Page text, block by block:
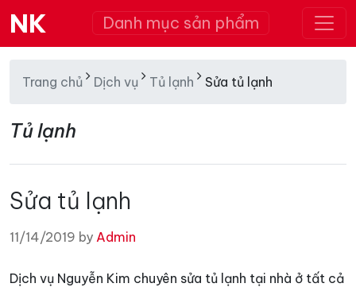
NK Danh mục sản phẩm
Trang chủ Dịch vụ Tủ lạnh Sửa tủ lạnh
Tủ lạnh
Sửa tủ lạnh
11/14/2019 by Admin
Dịch vụ Nguyễn Kim chuyên sửa tủ lạnh tại nhà ở tất cả